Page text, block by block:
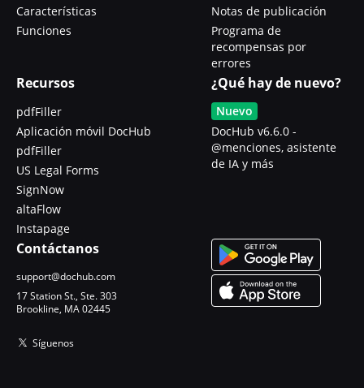
Características
Funciones
Notas de publicación
Programa de
recompensas por
errores
Recursos
pdfFiller
Aplicación móvil DocHub
pdfFiller
US Legal Forms
SignNow
altaFlow
Instapage
¿Qué hay de nuevo?
Nuevo
DocHub v6.6.0 -
@menciones, asistente
de IA y más
Contáctanos
support@dochub.com
17 Station St., Ste. 303
Brookline, MA 02445
Síguenos